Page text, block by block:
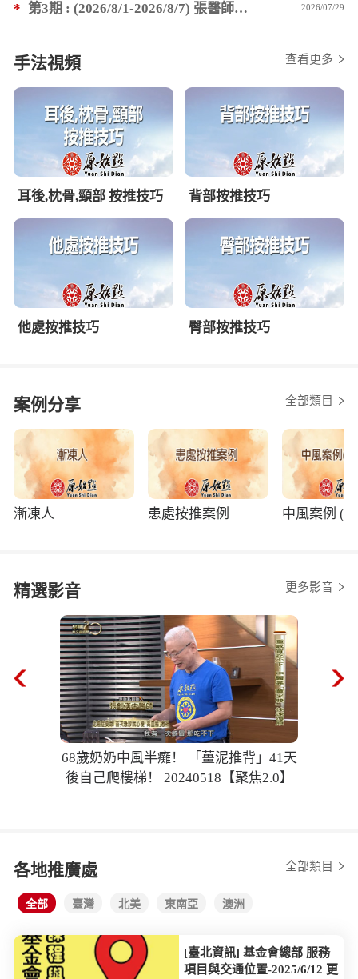
* 第3期 : (2026/8/1-2026/8/7) 張醫師親自培訓手法 廣州基礎班7 天錄取名單公告 2026/07/29
手法視頻 查看更多
耳後,枕骨,頸部 按推技巧 背部按推技巧
他處按推技巧 臀部按推技巧
案例分享 全部類目
漸凍人 患處按推案例 中風案例 (
精選影音 更多影音
68歲奶奶中風半癱！ 「薑泥推背」41天
後自己爬樓梯！ 20240518【聚焦2.0】
各地推廣處 全部類目
全部 臺灣 北美 東南亞 澳洲
[臺北資訊] 基金會總部 服務
項目與交通位置-2025/6/12 更